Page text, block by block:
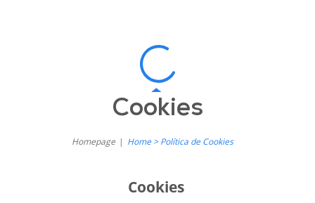
Cookies
Homepage Home > Política de Cookies
Cookies